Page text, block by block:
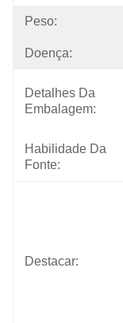
Peso:
Doença:
Detalhes Da
Embalagem:
Habilidade Da
Fonte:
Destacar: